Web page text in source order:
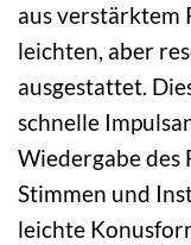
aus verstärktem
leichten, aber
ausgestattet.
schnelle
Wiedergabe des
Stimmen und
leichte